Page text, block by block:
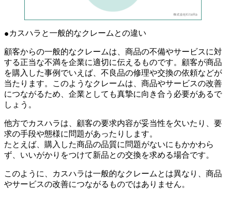
カスハラと一般的なクレームとの違い
顧客からの一般的なクレームは、商品の不備やサービスに対
する正当な不満を企業に適切に伝えるものです。顧客が商品
を購入した事例でいえば、不良品の修理や交換の依頼などが
当たります。このようなクレームは、商品やサービスの改善
につながるため、企業としても真摯に向き合う必要があるで
しょう。
他方でカスハラは、顧客の要求内容が妥当性を欠いたり、要
求の手段や態様に問題があったりします。
たとえば、購入した商品の品質に問題がないにもかかわら
ず、いいがかりをつけて新品との交換を求める場合です。
このように、カスハラは一般的なクレームとは異なり、商品
やサービスの改善につながるものではありません。